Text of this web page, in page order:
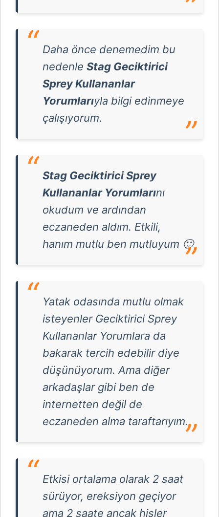
Daha önce denemedim bu
nedenle Stag Geciktirici
Sprey Kullananlar
Yorumlarıyla bilgi edinmeye
çalışıyorum.
Stag Geciktirici Sprey
Kullananlar Yorumlarını
okudum ve ardından
eczaneden aldım. Etkili,
hanım mutlu ben mutluyum 🙂
Yatak odasında mutlu olmak
isteyenler Geciktirici Sprey
Kullananlar Yorumlara da
bakarak tercih edebilir diye
düşünüyorum. Ama diğer
arkadaşlar gibi ben de
internetten değil de
eczaneden alma taraftarıyım.
Etkisi ortalama olarak 2 saat
sürüyor, ereksiyon geçiyor
ama 2 saate ancak hisler